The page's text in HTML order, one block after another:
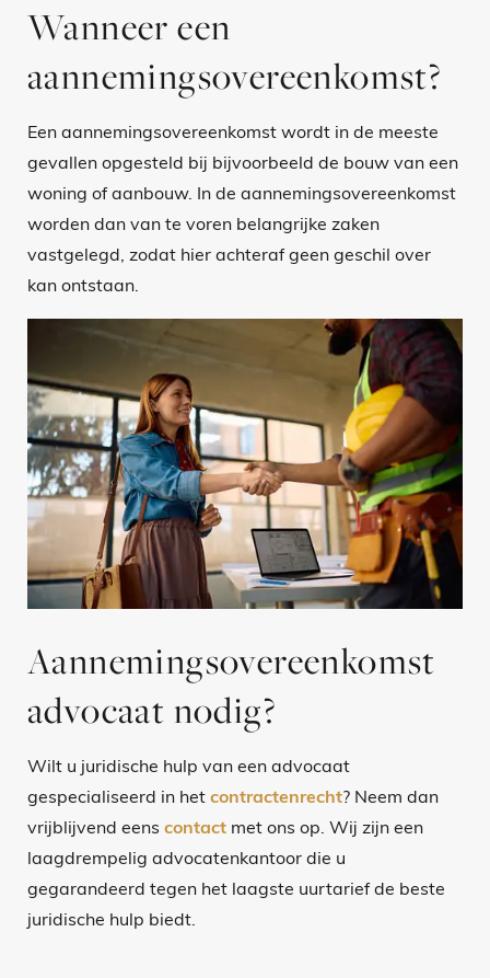
Wanneer een
aannemingsovereenkomst?
Een aannemingsovereenkomst wordt in de meeste
gevallen opgesteld bij bijvoorbeeld de bouw van een
woning of aanbouw. In de aannemingsovereenkomst
worden dan van te voren belangrijke zaken
vastgelegd, zodat hier achteraf geen geschil over
kan ontstaan.
Aannemingsovereenkomst
advocaat nodig?
Wilt u juridische hulp van een advocaat
gespecialiseerd in het contractenrecht? Neem dan
vrijblijvend eens contact met ons op. Wij zijn een
laagdrempelig advocatenkantoor die u
gegarandeerd tegen het laagste uurtarief de beste
juridische hulp biedt.